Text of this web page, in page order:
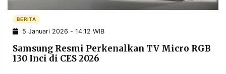
INFORMASI
IKLAN
KIRIM
PENGADUAN TERM
OF
SERVICE
BERITA
5 Januari 2026 - 14:12 WIB
Samsung Resmi Perkenalkan TV Micro RGB
130 Inci di CES 2026